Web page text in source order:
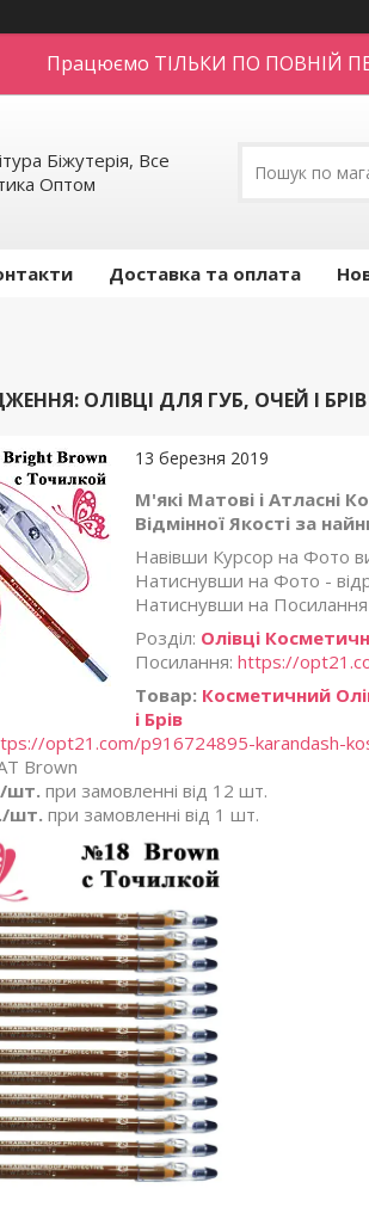
Працюємо ТІЛЬКИ ПО ПОВНІЙ
Біжутерія, Все
Оптом
Доставка та оплата
ОЛІВЦІ ДЛЯ ГУБ, ОЧЕЙ І
13 березня 2019
М'які Матові і Атласні
Відмінної Якості за
Навівши Курсор на Фото
Натиснувши на Фото -
Натиснувши на Посилання
Розділ: Олівці
Посилання: https://
Товар: Косметичний
і Брів
opt21.com/p916724895-karandash-
Brown
шт. при замовленні від 12 шт.
шт. при замовленні від 1 шт.